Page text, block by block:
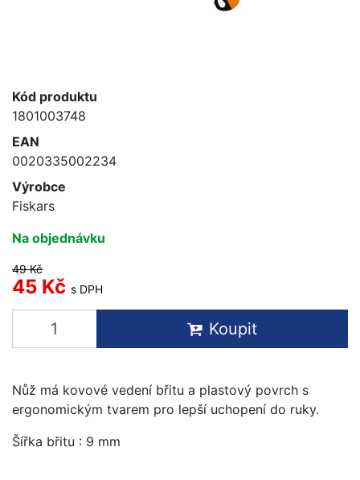
Kód produktu
1801003748
EAN
0020335002234
Výrobce
Fiskars
Na objednávku
49 Kč
45 Kč s DPH
Koupit
Nůž má kovové vedení břitu a plastový povrch s
ergonomickým tvarem pro lepší uchopení do ruky.
Šířka břitu : 9 mm